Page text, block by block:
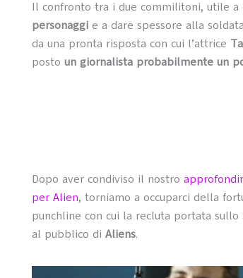
Il confronto tra i due commilitoni, utile a
personaggi e a dare spessore alla soldata
da una pronta risposta con cui l’attrice
posto un giornalista probabilmente un
Dopo aver condiviso il nostro
per Alien, torniamo a occuparci della
punchline con cui la recluta portata sullo
al pubblico di Aliens.